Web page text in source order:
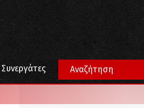
Συνεργάτες